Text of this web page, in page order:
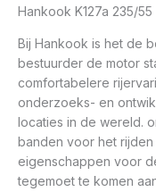
Hankook K127a 235/55
Bij Hankook is het de
bestuurder de motor
comfortabelere
onderzoeks- en
locaties in de wereld.
banden voor het
eigenschappen voor
tegemoet te komen